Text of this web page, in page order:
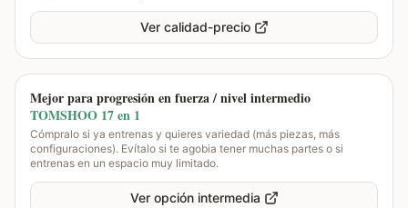
Ver calidad-precio
Mejor para progresión en fuerza / nivel intermedio
TOMSHOO 17 en 1
Cómpralo si ya entrenas y quieres variedad (más piezas, más
configuraciones). Evítalo si te agobia tener muchas partes o si
entrenas en un espacio muy limitado.
Ver opción intermedia